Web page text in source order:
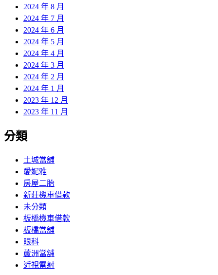
2024 年 8 月
2024 年 7 月
2024 年 6 月
2024 年 5 月
2024 年 4 月
2024 年 3 月
2024 年 2 月
2024 年 1 月
2023 年 12 月
2023 年 11 月
分類
土城當舖
愛妮雅
房屋二胎
新莊機車借款
未分類
板橋機車借款
板橋當舖
眼科
蘆洲當舖
近視雷射